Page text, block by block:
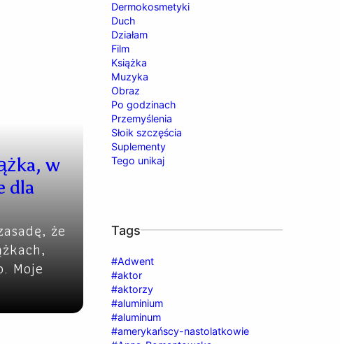
w
dla
że
Moje
Dermokosmetyki
Duch
Działam
Film
Książka
Muzyka
Obraz
Po godzinach
Przemyślenia
Słoik szczęścia
Suplementy
Tego unikaj
Tags
#Adwent
#aktor
#aktorzy
#aluminium
#aluminum
#amerykańscy-nastolatkowie